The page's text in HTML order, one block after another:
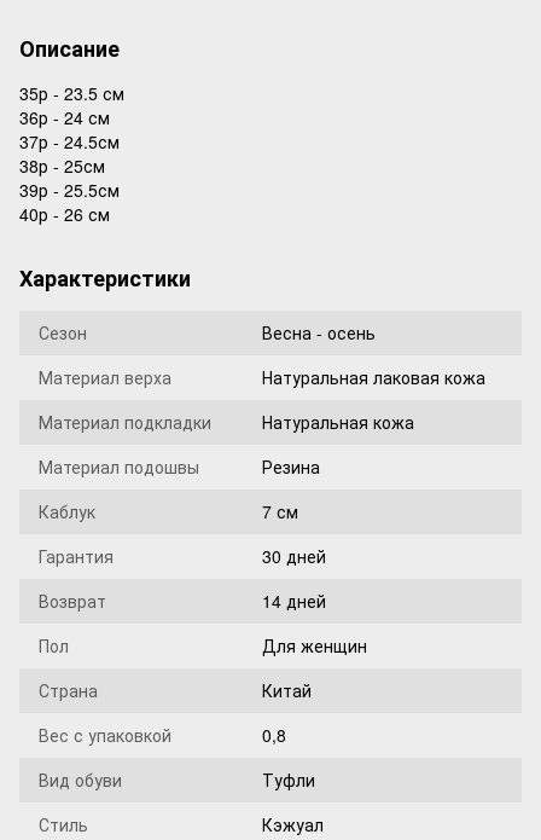
Описание
35р - 23.5 см
36р - 24 см
37р - 24.5см
38р - 25см
39р - 25.5см
40р - 26 см
Характеристики
Сезон
Весна - осень
Материал верха
Натуральная лаковая кожа
Материал подкладки
Натуральная кожа
Материал подошвы
Резина
Каблук
7 см
Гарантия
30 дней
Возврат
14 дней
Пол
Для женщин
Страна
Китай
Вес с упаковкой
0,8
Вид обуви
Туфли
Стиль
Кэжуал